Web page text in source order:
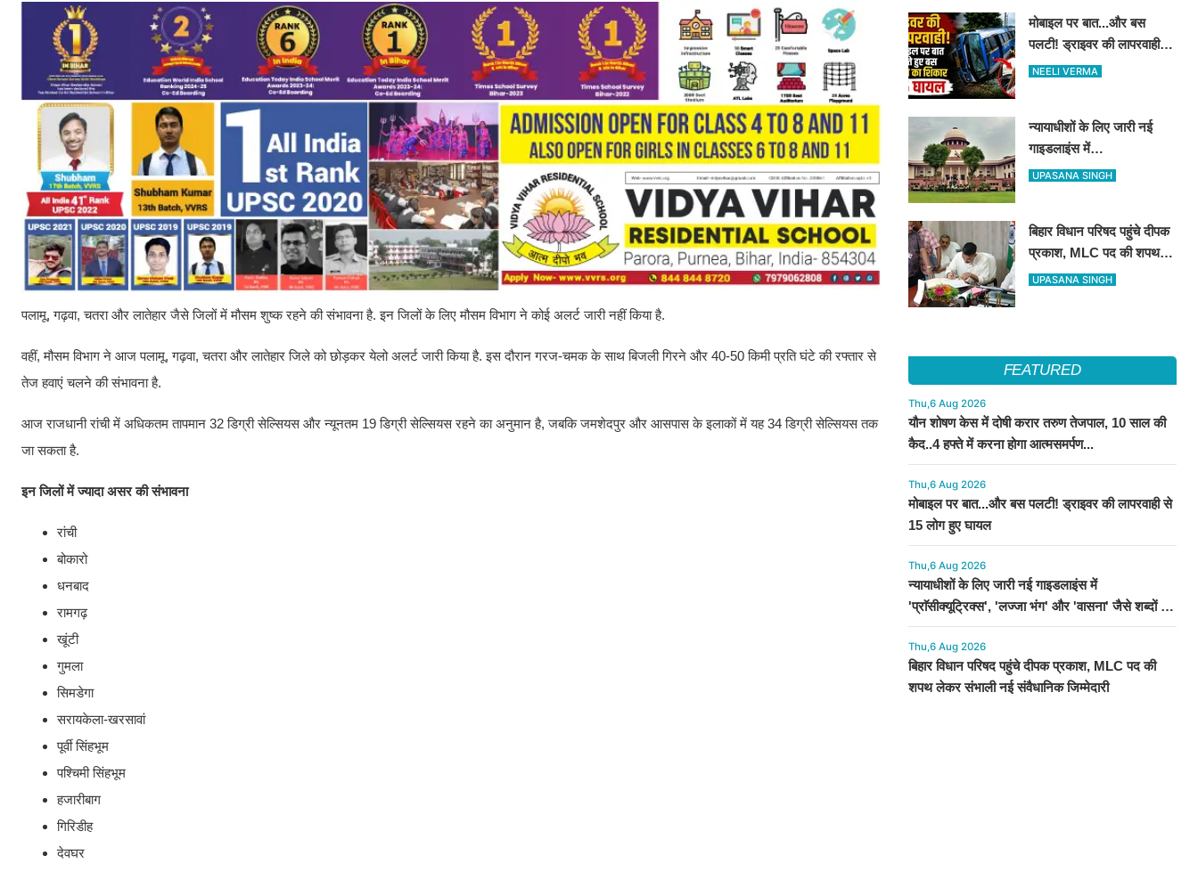
पलामू, गढ़वा, चतरा और लातेहार जैसे जिलों में मौसम शुष्क रहने की संभावना है. इन जिलों के लिए मौसम विभाग ने कोई अलर्ट जारी नहीं किया है.
वहीं, मौसम विभाग ने आज पलामू, गढ़वा, चतरा और लातेहार जिले को छोड़कर येलो अलर्ट जारी किया है. इस दौरान गरज-चमक के साथ बिजली गिरने और 40-50 किमी प्रति घंटे की रफ्तार से
तेज हवाएं चलने की संभावना है.
आज राजधानी रांची में अधिकतम तापमान 32 डिग्री सेल्सियस और न्यूनतम 19 डिग्री सेल्सियस रहने का अनुमान है, जबकि जमशेदपुर और आसपास के इलाकों में यह 34 डिग्री सेल्सियस तक
जा सकता है.
इन जिलों में ज्यादा असर की संभावना
रांची
बोकारो
धनबाद
रामगढ़
खूंटी
गुमला
सिमडेगा
सरायकेला-खरसावां
पूर्वी सिंहभूम
पश्चिमी सिंहभूम
हजारीबाग
गिरिडीह
देवघर
मोबाइल पर बात...और बस
पलटी! ड्राइवर की लापरवाही से
15 लोग हुए घायल
NEELI VERMA
न्यायाधीशों के लिए जारी नई
गाइडलाइंस में
'प्राॅसीक्यूट्रिक्स', 'लज्जा भंग'
UPASANA SINGH
बिहार विधान परिषद पहुंचे दीपक
प्रकाश, MLC पद की शपथ
लेकर संभाली नई संवैधानिक
UPASANA SINGH
FEATURED
Thu,6 Aug 2026
यौन शोषण केस में दोषी करार तरुण तेजपाल, 10 साल की
कैद..4 हफ्ते में करना होगा आत्मसमर्पण...
Thu,6 Aug 2026
मोबाइल पर बात...और बस पलटी! ड्राइवर की लापरवाही से
15 लोग हुए घायल
Thu,6 Aug 2026
न्यायाधीशों के लिए जारी नई गाइडलाइंस में
'प्राॅसीक्यूट्रिक्स', 'लज्जा भंग' और 'वासना' जैसे शब्दों पर
रोक
Thu,6 Aug 2026
बिहार विधान परिषद पहुंचे दीपक प्रकाश, MLC पद की
शपथ लेकर संभाली नई संवैधानिक जिम्मेदारी